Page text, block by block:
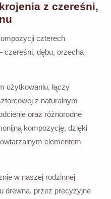
z czereśni,
czterech
czereśni, dębu, orzecha
użytkowaniu, łączy
z naturalnym
oraz różnorodne
kompozycję, dzięki
elementem
w naszej rodzinnej
drewna, przez precyzyjne